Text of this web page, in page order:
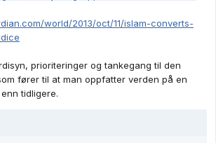
world/2013/oct/11/islam-converts-
prioriteringer og tankegang til den
fører til at man oppfatter verden på en
tidligere.